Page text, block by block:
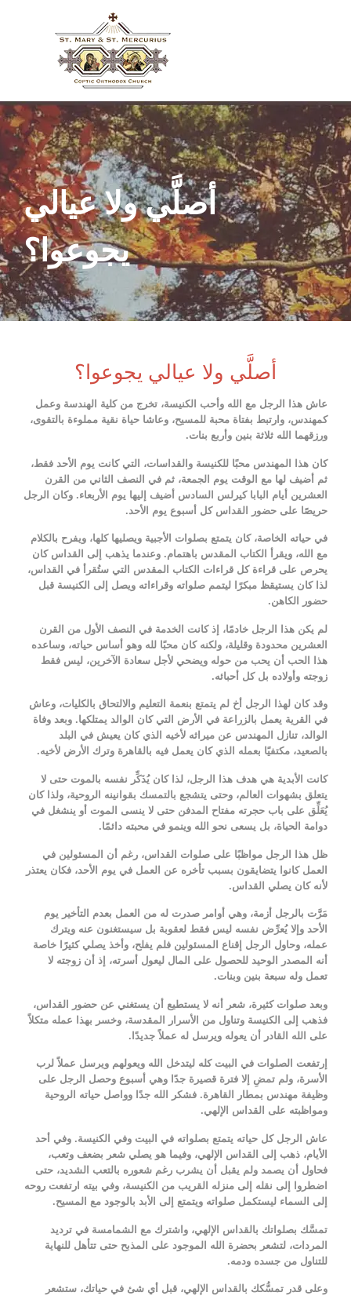
أصلَّي ولا عيالي
يجوعوا؟
أصلَّي ولا عيالي يجوعوا؟
عاش هذا الرجل مع الله وأحب الكنيسة، تخرج من كلية الهندسة وعمل
كمهندس، وارتبط بفتاة محبة للمسيح، وعاشا حياة نقية مملوءة بالتقوى،
ورزقهما الله ثلاثة بنين وأربع بنات.
كان هذا المهندس محبًا للكنيسة والقداسات، التي كانت يوم الأحد فقط،
ثم أضيف لها مع الوقت يوم الجمعة، ثم في النصف الثاني من القرن
العشرين أيام البابا كيرلس السادس أضيف إليها يوم الأربعاء. وكان الرجل
حريصًا على حضور القداس كل أسبوع يوم الأحد.
في حياته الخاصة، كان يتمتع بصلوات الأجبية ويصليها كلها، ويفرح بالكلام
مع الله، ويقرأ الكتاب المقدس باهتمام. وعندما يذهب إلى القداس كان
يحرص على قراءة كل قراءات الكتاب المقدس التي ستُقرأ في القداس،
لذا كان يستيقظ مبكرًا ليتمم صلواته وقراءاته ويصل إلى الكنيسة قبل
حضور الكاهن.
لم يكن هذا الرجل خادمًا، إذ كانت الخدمة في النصف الأول من القرن
العشرين محدودة وقليلة، ولكنه كان محبًا لله وهو أساس حياته، وساعده
هذا الحب أن يحب من حوله ويضحي لأجل سعادة الآخرين، ليس فقط
زوجته وأولاده بل كل أحبائه.
وقد كان لهذا الرجل أخ لم يتمتع بنعمة التعليم والالتحاق بالكليات، وعاش
في القرية يعمل بالزراعة في الأرض التي كان الوالد يمتلكها. وبعد وفاة
الوالد، تنازل المهندس عن ميراثه لأخيه الذي كان يعيش في البلد
بالصعيد، مكتفيًا بعمله الذي كان يعمل فيه بالقاهرة وترك الأرض لأخيه.
كانت الأبدية هي هدف هذا الرجل، لذا كان يُذَكِّر نفسه بالموت حتى لا
يتعلق بشهوات العالم، وحتى يتشجع بالتمسك بقوانينه الروحية، ولذا كان
يُعَلِّق على باب حجرته مفتاح المدفن حتى لا ينسى الموت أو ينشغل في
دوامة الحياة، بل يسعى نحو الله وينمو في محبته دائمًا.
ظل هذا الرجل مواظبًا على صلوات القداس، رغم أن المسئولين في
العمل كانوا يتضايقون بسبب تأخره عن العمل في يوم الأحد، فكان يعتذر
لأنه كان يصلي القداس.
مَرَّت بالرجل أزمة، وهي أوامر صدرت له من العمل بعدم التأخير يوم
الأحد وإلا يُعرِّض نفسه ليس فقط لعقوبة بل سيستغنون عنه ويترك
عمله، وحاول الرجل إقناع المسئولين فلم يفلح، وأخذ يصلي كثيرًا خاصة
أنه المصدر الوحيد للحصول على المال ليعول أسرته، إذ أن زوجته لا
تعمل وله سبعة بنين وبنات.
وبعد صلوات كثيرة، شعر أنه لا يستطيع أن يستغني عن حضور القداس،
فذهب إلى الكنيسة وتناول من الأسرار المقدسة، وخسر بهذا عمله متكلاً
على الله القادر أن يعوله ويرسل له عملاً جديدًا.
إرتفعت الصلوات في البيت كله ليتدخل الله ويعولهم ويرسل عملاً لرب
الأسرة، ولم تمضِ إلا فترة قصيرة جدًا وهي أسبوع وحصل الرجل على
وظيفة مهندس بمطار القاهرة. فشكر الله جدًا وواصل حياته الروحية
ومواظبته على القداس الإلهي.
عاش الرجل كل حياته يتمتع بصلواته في البيت وفي الكنيسة. وفي أحد
الأيام، ذهب إلى القداس الإلهي، وفيما هو يصلي شعر بضعف وتعب،
فحاول أن يصمد ولم يقبل أن يشرب رغم شعوره بالتعب الشديد، حتى
اضطروا إلى نقله إلى منزله القريب من الكنيسة، وفي بيته ارتفعت روحه
إلى السماء ليستكمل صلواته ويتمتع إلى الأبد بالوجود مع المسيح.
تمسَّك بصلواتك بالقداس الإلهي، واشترك مع الشمامسة في ترديد
المردات، لتشعر بحضرة الله الموجود على المذبح حتى تتأهل للنهاية
للتناول من جسده ودمه.
وعلى قدر تمسُّكك بالقداس الإلهي، قبل أي شئ في حياتك، ستشعر